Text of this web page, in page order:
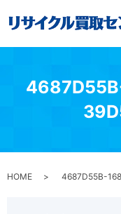
HOME 4687D55B-